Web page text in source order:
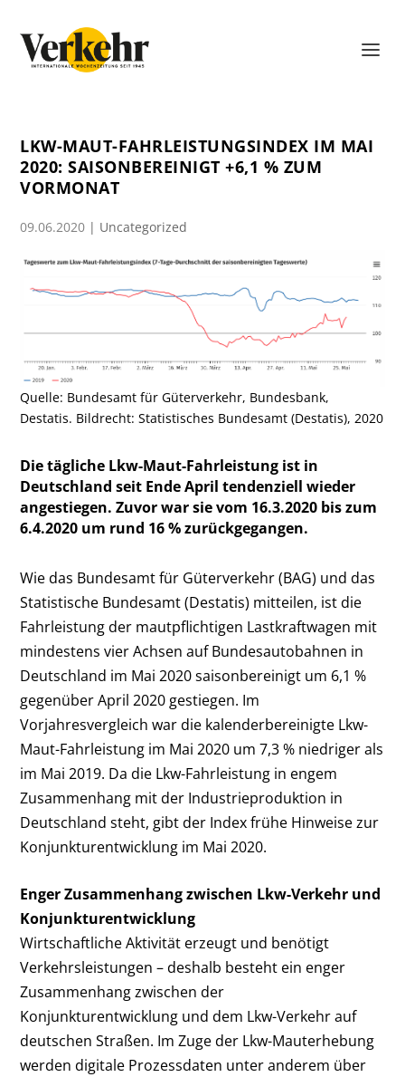
LKW-MAUT-FAHRLEISTUNGSINDEX IM MAI
2020: SAISONBEREINIGT +6,1 % ZUM
VORMONAT
09.06.2020 | Uncategorized
Quelle: Bundesamt für Güterverkehr, Bundesbank,
Destatis. Bildrecht: Statistisches Bundesamt (Destatis), 2020
Die tägliche Lkw-Maut-Fahrleistung ist in
Deutschland seit Ende April tendenziell wieder
angestiegen. Zuvor war sie vom 16.3.2020 bis zum
6.4.2020 um rund 16 % zurückgegangen.
Wie das Bundesamt für Güterverkehr (BAG) und das
Statistische Bundesamt (Destatis) mitteilen, ist die
Fahrleistung der mautpflichtigen Lastkraftwagen mit
mindestens vier Achsen auf Bundesautobahnen in
Deutschland im Mai 2020 saisonbereinigt um 6,1 %
gegenüber April 2020 gestiegen. Im
Vorjahresvergleich war die kalenderbereinigte Lkw-
Maut-Fahrleistung im Mai 2020 um 7,3 % niedriger als
im Mai 2019. Da die Lkw-Fahrleistung in engem
Zusammenhang mit der Industrieproduktion in
Deutschland steht, gibt der Index frühe Hinweise zur
Konjunkturentwicklung im Mai 2020.
Enger Zusammenhang zwischen Lkw-Verkehr und
Konjunkturentwicklung
Wirtschaftliche Aktivität erzeugt und benötigt
Verkehrsleistungen – deshalb besteht ein enger
Zusammenhang zwischen der
Konjunkturentwicklung und dem Lkw-Verkehr auf
deutschen Straßen. Im Zuge der Lkw-Mauterhebung
werden digitale Prozessdaten unter anderem über